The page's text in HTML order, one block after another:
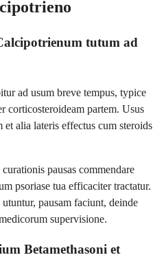
tutum ad
ad usum breve tempus, typice
corticosteroideam partem. Usus
alia lateris effectus cum steroids
pausas commendare
psoriase tua efficaciter tractatur.
pausam faciunt, deinde
supervisione.
Betamethasoni et